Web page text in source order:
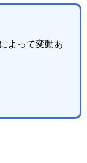
よって変動あ